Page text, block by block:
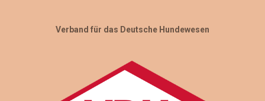
Verband für das Deutsche Hundewesen